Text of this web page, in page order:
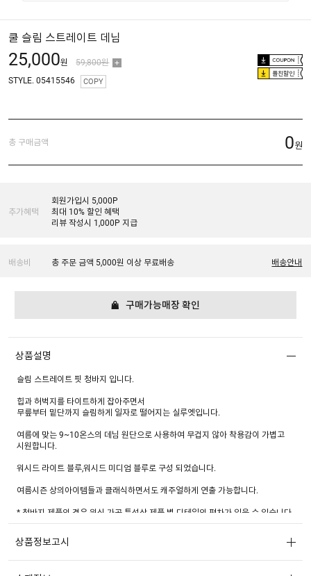
쿨 슬림 스트레이트 데님
25,000원 59,800원
플친할인
STYLE. 05415546 COPY
총 구매금액 0원
추가혜택
회원가입시 5,000P
최대 10% 할인 혜택
리뷰 작성시 1,000P 지급
배송비 총 주문 금액 5,000원 이상 무료배송 배송안내
구매가능매장 확인
상품설명
슬림 스트레이트 핏 청바지 입니다.
힙과 허벅지를 타이트하게 잡아주면서
무릎부터 밑단까지 슬림하게 일자로 떨어지는 실루엣입니다.
여름에 맞는 9~10온스의 데님 원단으로 사용하여 무겁지 않아 착용감이 가볍고
시원합니다.
워시드 라이트 블루,워시드 미디엄 블루로 구성 되었습니다.
여름시즌 상의아이템들과 클래식하면서도 캐주얼하게 연출 가능합니다.
* 청바지 제품의 경우 워싱 가공 특성상 제품 별 디테일의 편차가 있을 수 있습니다.
* 청바지 염료의 특성상 이염 및 물빠짐이 불가피하므로 반드시 미지근한 물에 뒤
* 데님 원단 특성 상 컬러 별로 상세 스펙 차이가 있을 수 있습니다.
상품정보고시